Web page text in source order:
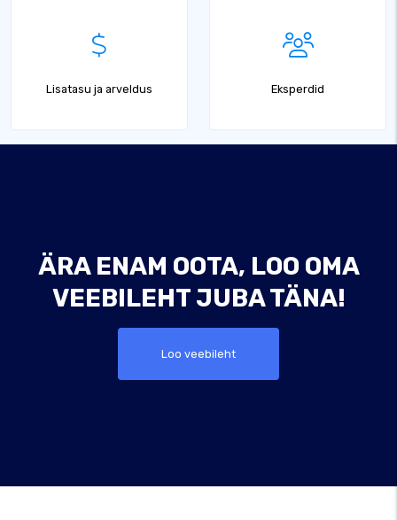
Lisatasu ja arveldus Eksperdid
ÄRA ENAM OOTA, LOO OMA
VEEBILEHT JUBA TÄNA!
Loo veebileht